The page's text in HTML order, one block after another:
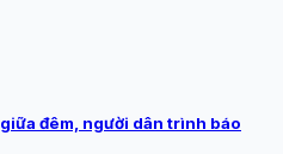
đêm, người dân trình báo